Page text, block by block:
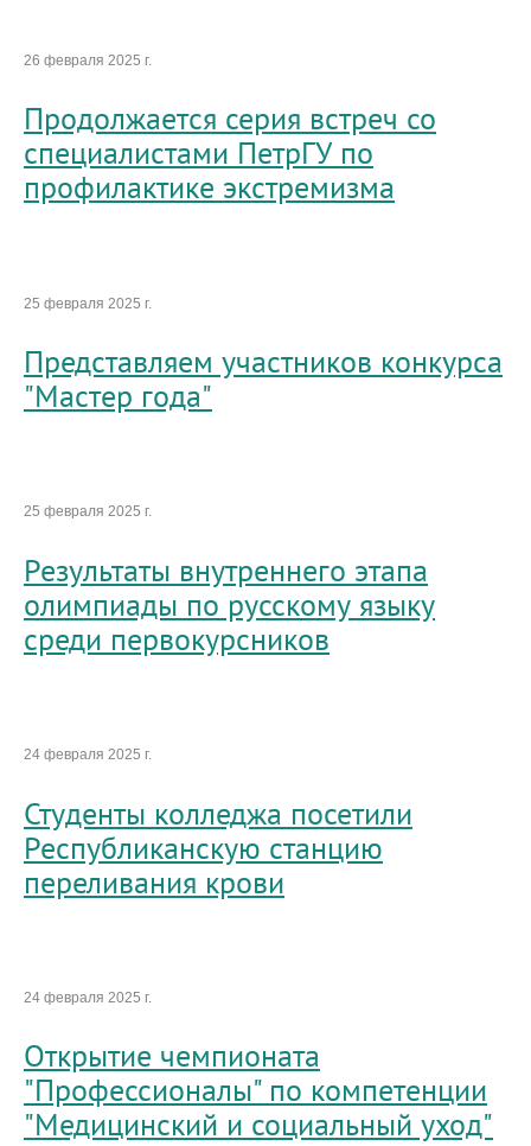
26 февраля 2025 г.
Продолжается серия встреч со
специалистами ПетрГУ по
профилактике экстремизма
25 февраля 2025 г.
Представляем участников конкурса
"Мастер года"
25 февраля 2025 г.
Результаты внутреннего этапа
олимпиады по русскому языку
среди первокурсников
24 февраля 2025 г.
Студенты колледжа посетили
Республиканскую станцию
переливания крови
24 февраля 2025 г.
Открытие чемпионата
"Профессионалы" по компетенции
"Медицинский и социальный уход"